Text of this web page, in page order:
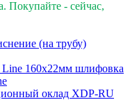
Покупайте - сейчас,
(на трубу)
Line 160х22мм шлифовка
оклад XDP-RU